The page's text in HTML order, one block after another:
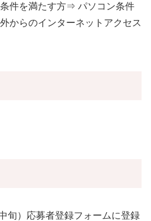
条件を満たす方⇒ パソコン条件
からのインターネットアクセス
旬）応募者登録フォームに登録